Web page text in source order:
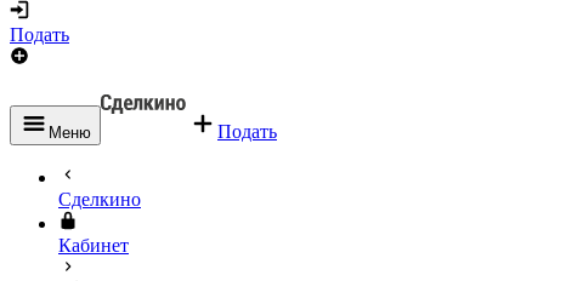
Подать
Меню Подать
Сделкино
Кабинет